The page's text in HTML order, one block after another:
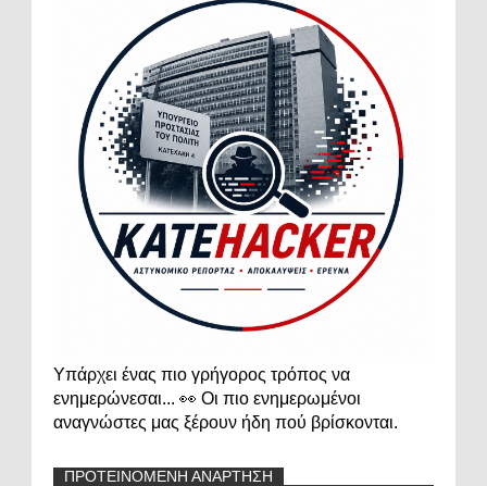
Υπάρχει ένας πιο γρήγορος τρόπος να
ενημερώνεσαι... 👀 Οι πιο ενημερωμένοι
αναγνώστες μας ξέρουν ήδη πού βρίσκονται.
ΠΡΟΤΕΙΝΟΜΕΝΗ ΑΝΑΡΤΗΣΗ